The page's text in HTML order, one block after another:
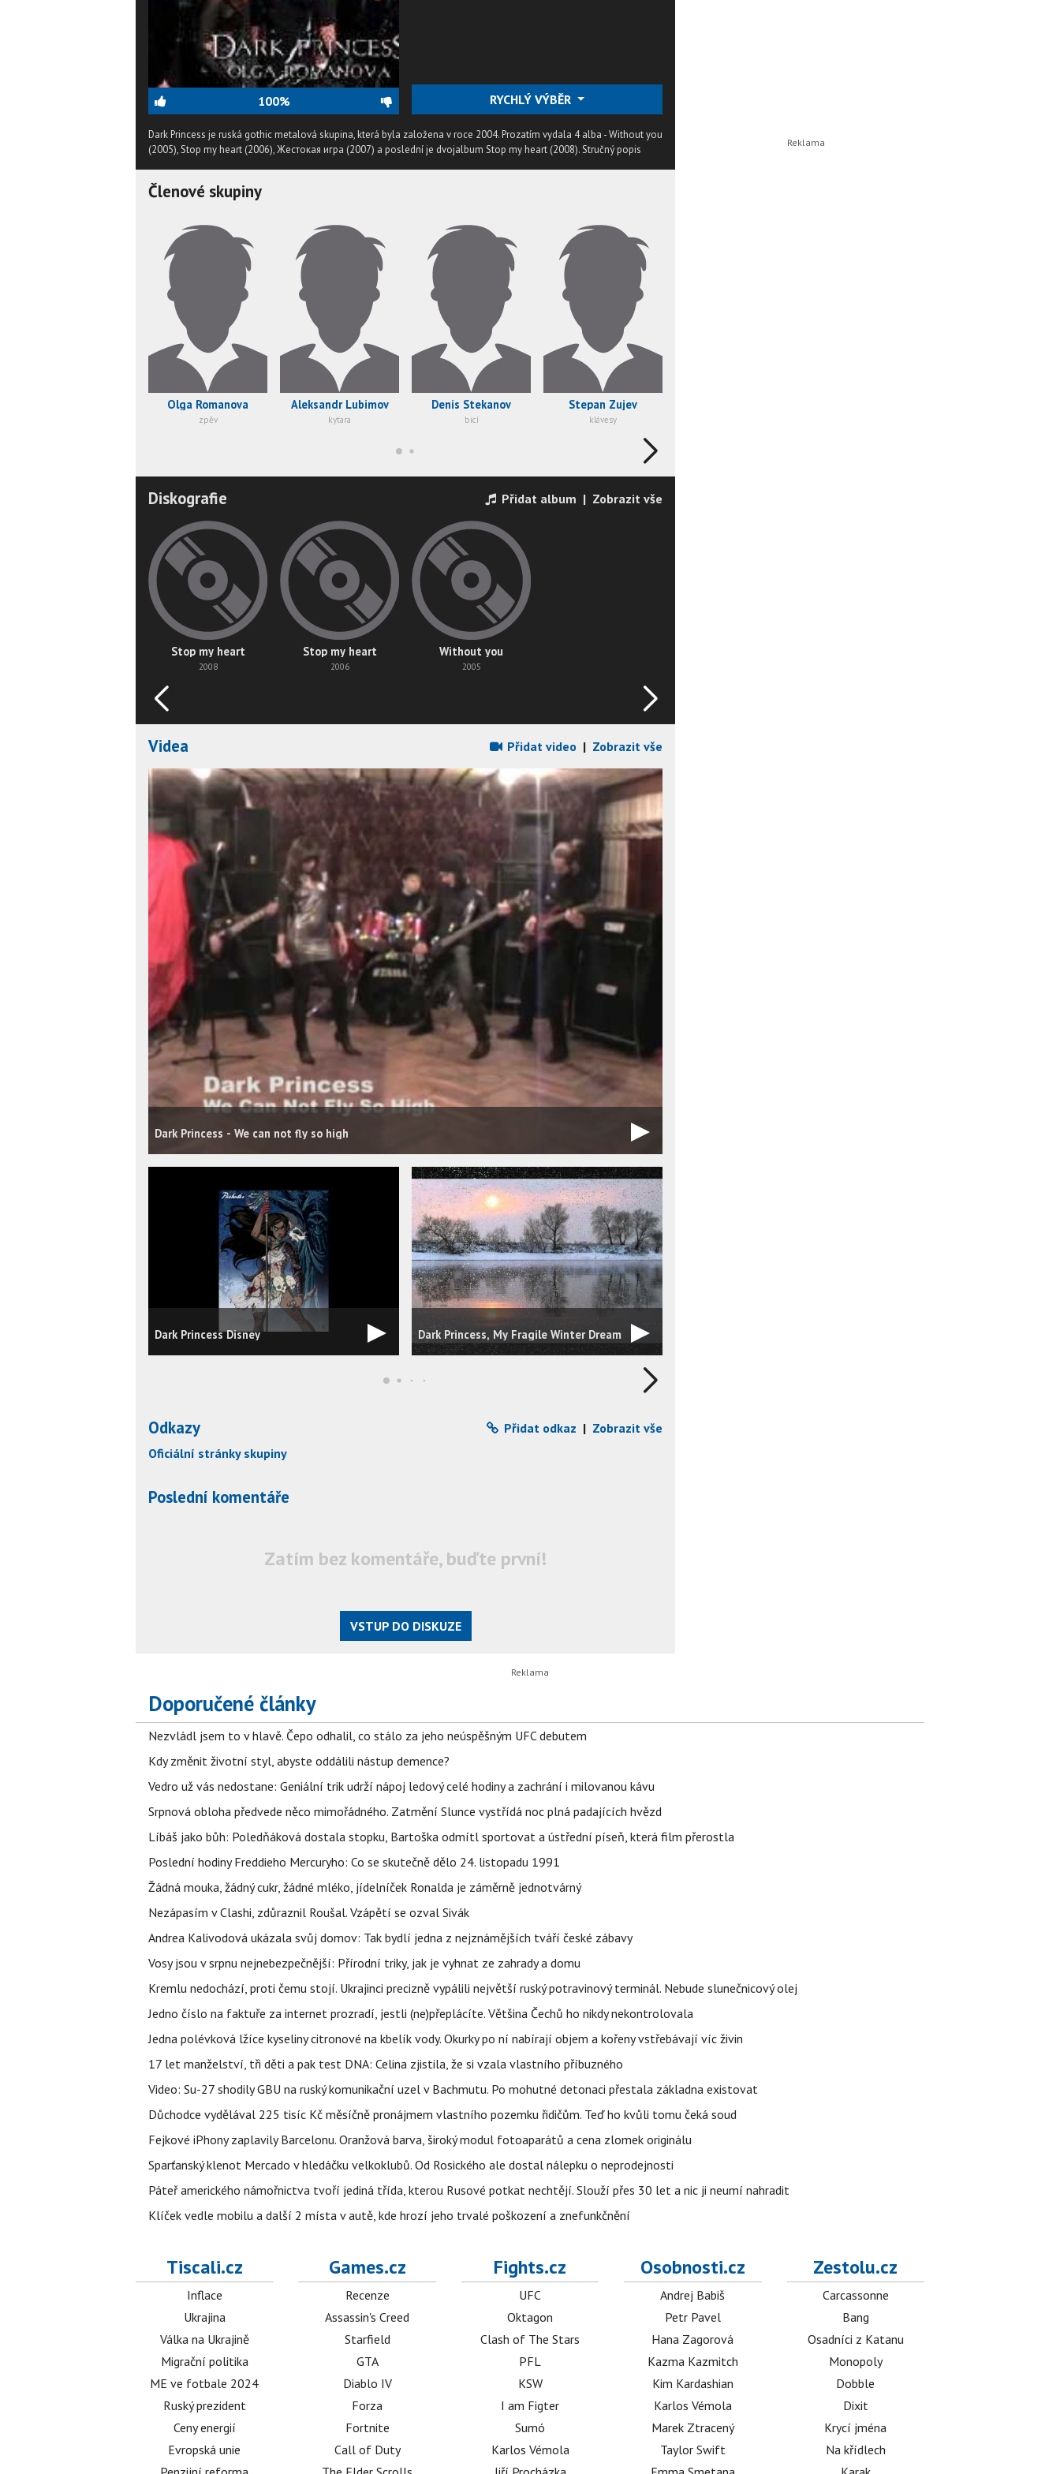
100% RYCHLÝ VÝBĚR
Dark Princess je ruská gothic metalová skupina, která byla založena v roce 2004. Prozatím vydala 4 alba - Without you
(2005), Stop my heart (2006), Жестокая игра (2007) a poslední je dvojalbum Stop my heart (2008).Stručný popis
Členové skupiny
Olga Romanova
zpěv
Aleksandr Lubimov
kytara
Denis Stekanov
bicí
Stepan Zujev
klávesy
Diskografie Přidat album | Zobrazit vše
Stop my heart
2008
Stop my heart
2006
Without you
2005
Videa Přidat video | Zobrazit vše
Dark Princess - We can not fly so high
Dark Princess Disney Dark Princess, My Fragile Winter Dream
Odkazy Přidat odkaz | Zobrazit vše
Oficiální stránky skupiny
Poslední komentáře
Zatím bez komentáře, buďte první!
VSTUP DO DISKUZE
Doporučené články
Nezvládl jsem to v hlavě. Čepo odhalil, co stálo za jeho neúspěšným UFC debutem
Kdy změnit životní styl, abyste oddálili nástup demence?
Vedro už vás nedostane: Geniální trik udrží nápoj ledový celé hodiny a zachrání i milovanou kávu
Srpnová obloha předvede něco mimořádného. Zatmění Slunce vystřídá noc plná padajících hvězd
Líbáš jako bůh: Poledňáková dostala stopku, Bartoška odmítl sportovat a ústřední píseň, která film přerostla
Poslední hodiny Freddieho Mercuryho: Co se skutečně dělo 24. listopadu 1991
Žádná mouka, žádný cukr, žádné mléko, jídelníček Ronalda je záměrně jednotvárný
Nezápasím v Clashi, zdůraznil Roušal. Vzápětí se ozval Sivák
Andrea Kalivodová ukázala svůj domov: Tak bydlí jedna z nejznámějších tváří české zábavy
Vosy jsou v srpnu nejnebezpečnější: Přírodní triky, jak je vyhnat ze zahrady a domu
Kremlu nedochází, proti čemu stojí. Ukrajinci precizně vypálili největší ruský potravinový terminál. Nebude slunečnicový olej
Jedno číslo na faktuře za internet prozradí, jestli (ne)přeplácíte. Většina Čechů ho nikdy nekontrolovala
Jedna polévková lžíce kyseliny citronové na kbelík vody. Okurky po ní nabírají objem a kořeny vstřebávají víc živin
17 let manželství, tři děti a pak test DNA: Celina zjistila, že si vzala vlastního příbuzného
Video: Su-27 shodily GBU na ruský komunikační uzel v Bachmutu. Po mohutné detonaci přestala základna existovat
Důchodce vydělával 225 tisíc Kč měsíčně pronájmem vlastního pozemku řidičům. Teď ho kvůli tomu čeká soud
Fejkové iPhony zaplavily Barcelonu. Oranžová barva, široký modul fotoaparátů a cena zlomek originálu
Sparťanský klenot Mercado v hledáčku velkoklubů. Od Rosického ale dostal nálepku o neprodejnosti
Páteř amerického námořnictva tvoří jediná třída, kterou Rusové potkat nechtějí. Slouží přes 30 let a nic ji neumí nahradit
Klíček vedle mobilu a další 2 místa v autě, kde hrozí jeho trvalé poškození a znefunkčnění
Tiscali.cz
Inflace
Ukrajina
Válka na Ukrajině
Migrační politika
ME ve fotbale 2024
Ruský prezident
Ceny energií
Evropská unie
Games.cz
Recenze
Assassin's Creed
Starfield
GTA
Diablo IV
Forza
Fortnite
Call of Duty
Fights.cz
UFC
Oktagon
Clash of The Stars
PFL
KSW
I am Figter
Sumó
Karlos Vémola
Osobnosti.cz
Andrej Babiš
Petr Pavel
Hana Zagorová
Kazma Kazmitch
Kim Kardashian
Karlos Vémola
Marek Ztracený
Taylor Swift
Zestolu.cz
Carcassonne
Bang
Osadníci z Katanu
Monopoly
Dobble
Dixit
Krycí jména
Na křídlech